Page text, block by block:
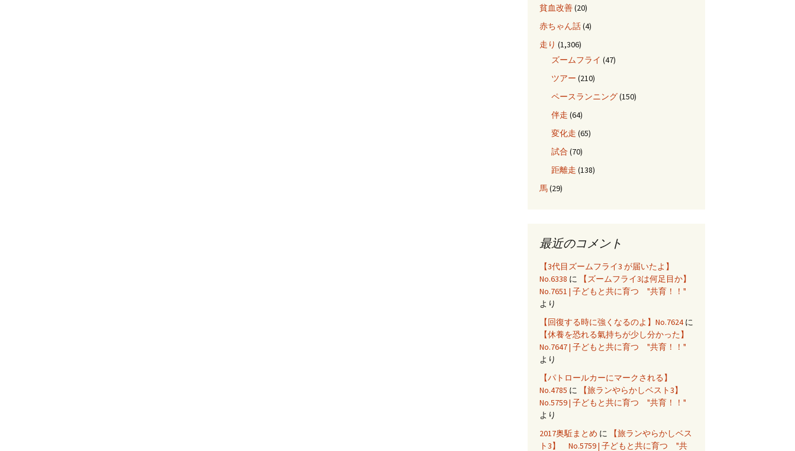
貧血改善(20)
赤ちゃん話(4)
走り (1,306)
ズームフライ (47)
ツアー (210)
ペースランニング(150)
伴走 (64)
変化走 (65)
試合 (70)
距離走 (138)
馬(29)
最近のコメント
【3代目ズームフライ3 が届いたよ】
No.6338 に
【ズームフライ3は何足目か】
No.7651 | 子どもと共に育つ "共育！！"
より
【回復する時に強くなるのよ】No.7624に
【休養を恐れる氣持ちが少し分かった】
No.7647 | 子どもと共に育つ "共育！！"
より
【パトロールカーにマークされる】
No.4785 に
【旅ランやらかしベスト3】
No.5759 | 子どもと共に育つ "共育！！"
より
2017奥駈まとめ に
【旅ランやらかしベス
ト3】 No.5759 | 子どもと共に育つ "共